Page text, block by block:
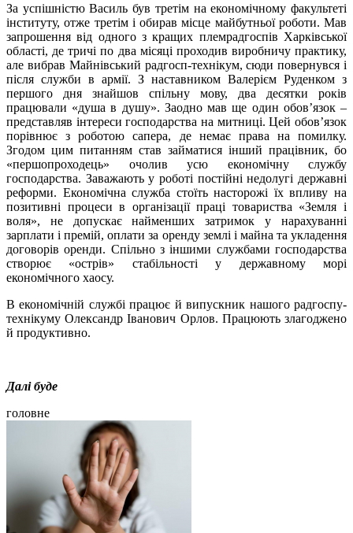
За успішністю Василь був третім на економічному факультеті
інституту, отже третім і обирав місце майбутньої роботи. Мав
запрошення від одного з кращих племрадгоспів Харківської
області, де тричі по два місяці проходив виробничу практику,
але вибрав Майнівський радгосп-технікум, сюди повернувся і
після служби в армії. З наставником Валерієм Руденком з
першого дня знайшов спільну мову, два десятки років
працювали «душа в душу». Заодно мав ще один обов’язок –
представляв інтереси господарства на митниці. Цей обов’язок
порівнює з роботою сапера, де немає права на помилку.
Згодом цим питанням став займатися інший працівник, бо
«першопроходець» очолив усю економічну службу
господарства. Заважають у роботі постійні недолугі державні
реформи. Економічна служба стоїть насторожі їх впливу на
позитивні процеси в організації праці товариства «Земля і
воля», не допускає найменших затримок у нарахуванні
зарплати і премій, оплати за оренду землі і майна та укладення
договорів оренди. Спільно з іншими службами господарства
створює «острів» стабільності у державному морі
економічного хаосу.
В економічній службі працює й випускник нашого радгоспу-
технікуму Олександр Іванович Орлов. Працюють злагоджено
й продуктивно.
Далі буде
головне